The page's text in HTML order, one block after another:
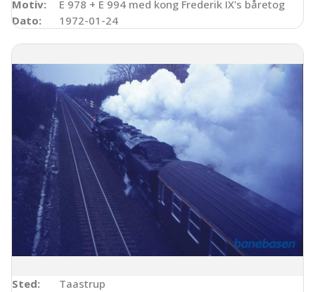
Motiv:
E 978 + E 994 med kong Frederik IX's båretog
Dato:
1972-01-24
Sted:
Taastrup